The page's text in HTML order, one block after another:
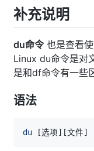
补充说明
du命令也是查看
Linux du命令是对
是和df命令有一些
语法
du [选项] [文件]